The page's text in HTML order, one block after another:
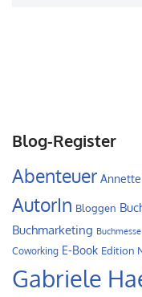
Blog-Register
Abenteuer
AutorIn Bloggen
Buchmarketing
Coworking E-Book Edition
Gabriele